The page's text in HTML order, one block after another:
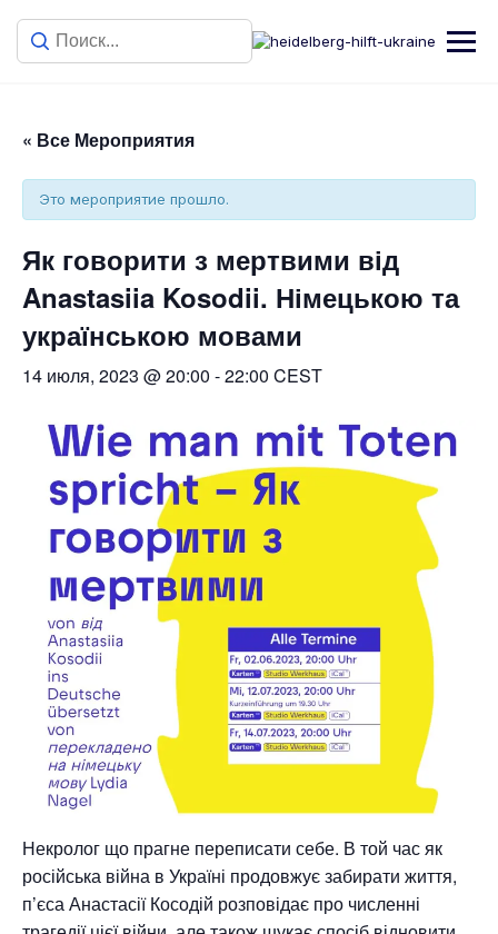
« Все Мероприятия
Это мероприятие прошло.
Як говорити з мертвими від
Anastasiia Kosodii. Німецькою та
українською мовами
14 июля, 2023 @ 20:00 -22:00 CEST
Некролог що прагне переписати себе. В той час як
російська війна в Україні продовжує забирати життя,
п’єса Анастасії Косодій розповідає про численні